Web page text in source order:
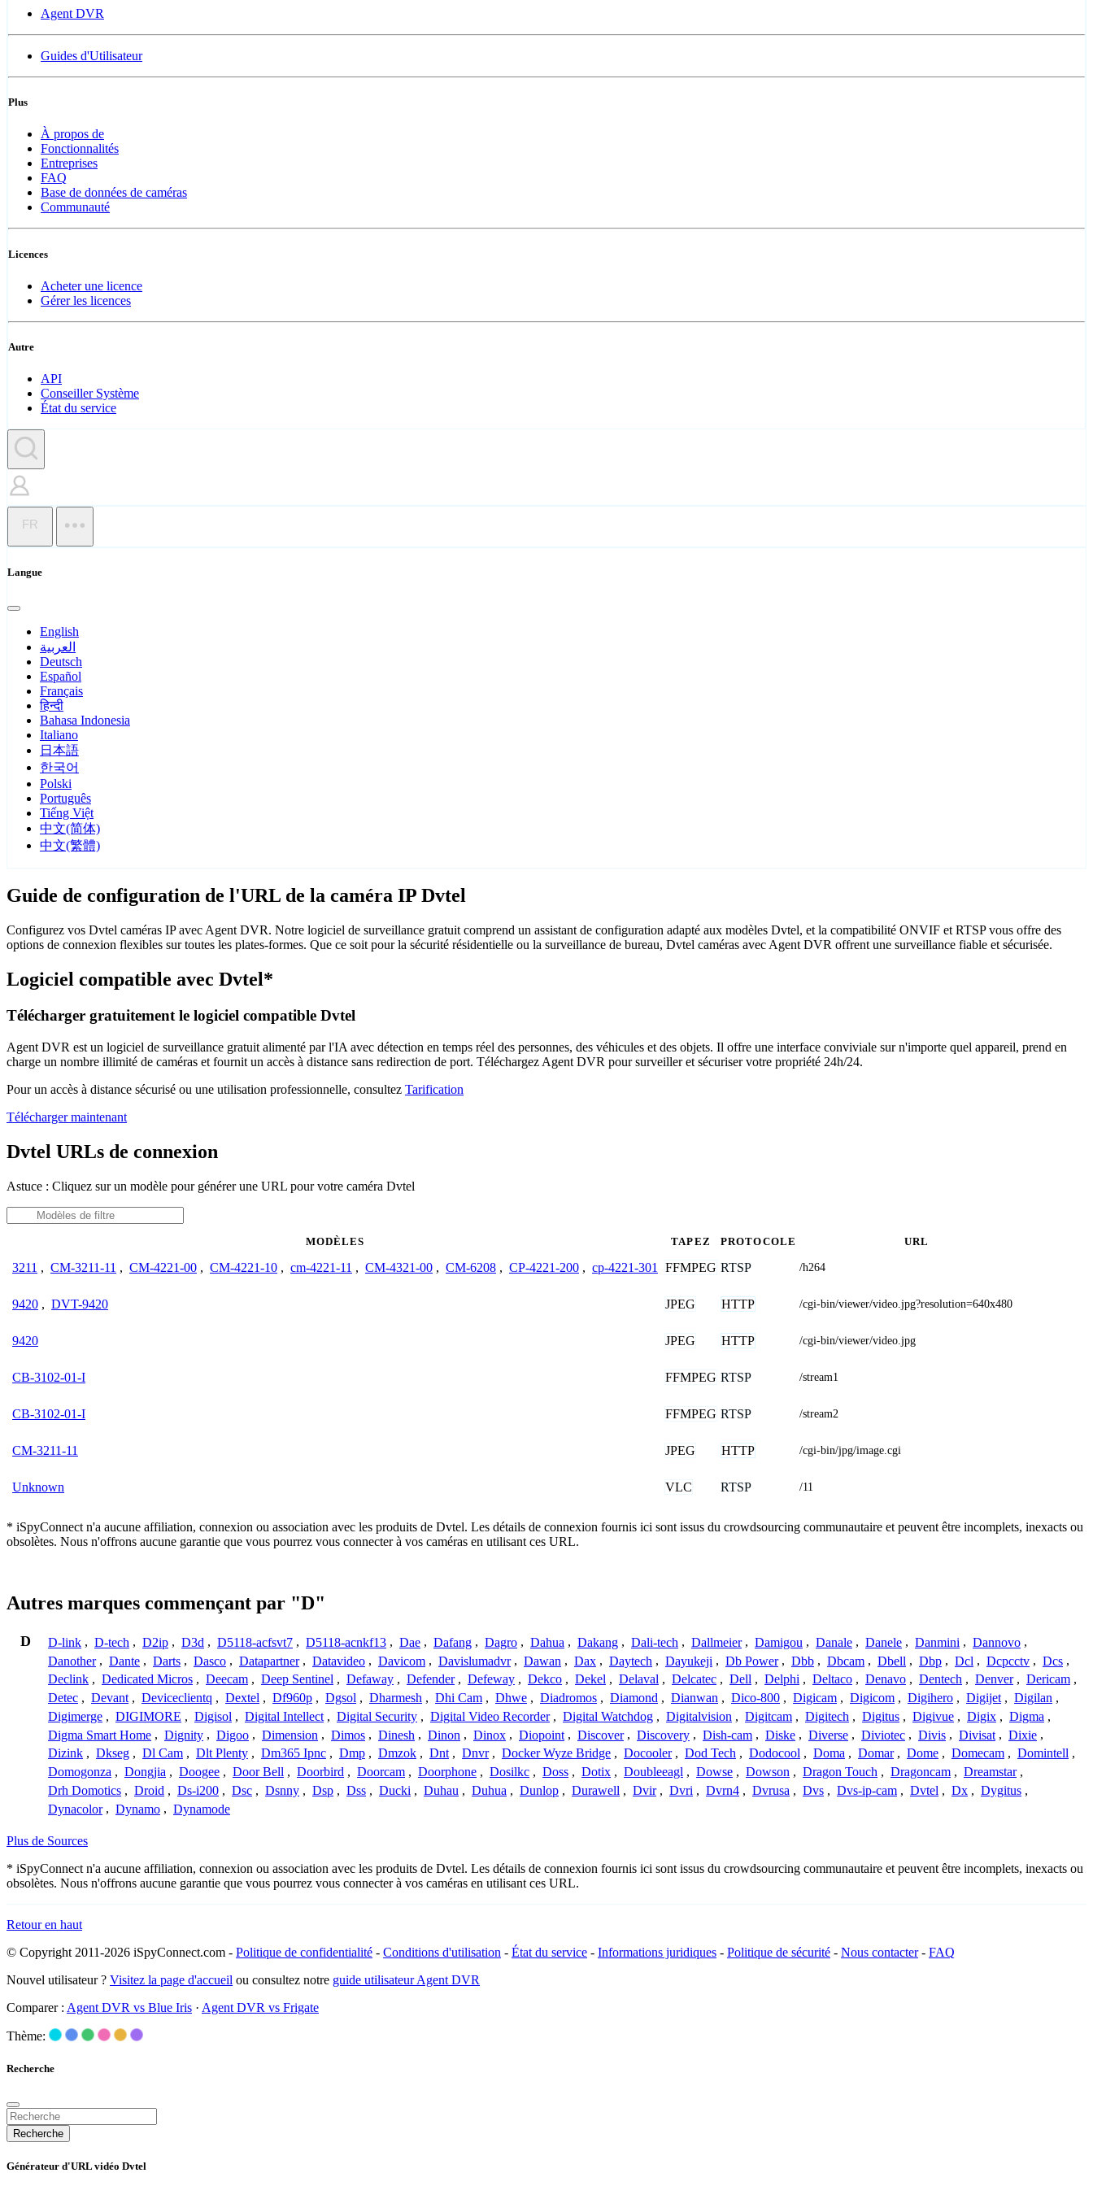
Agent DVR
Guides d'Utilisateur
Plus
À propos de
Fonctionnalités
Entreprises
FAQ
Base de données de caméras
Communauté
Licences
Acheter une licence
Gérer les licences
Autre
API
Conseiller Système
État du service
FR
Langue
English
العربية
Deutsch
Español
Français
हिन्दी
Bahasa Indonesia
Italiano
日本語
한국어
Polski
Português
Tiếng Việt
中文(简体)
中文(繁體)
Guide de configuration de l'URL de la caméra IP Dvtel
Configurez vos Dvtel caméras IP avec Agent DVR. Notre logiciel de surveillance gratuit comprend un assistant de configuration adapté aux modèles Dvtel, et la compatibilité ONVIF et RTSP vous offre des
options de connexion flexibles sur toutes les plates-formes. Que ce soit pour la sécurité résidentielle ou la surveillance de bureau, Dvtel caméras avec Agent DVR offrent une surveillance fiable et sécurisée.
Logiciel compatible avec Dvtel*
Télécharger gratuitement le logiciel compatible Dvtel
Agent DVR est un logiciel de surveillance gratuit alimenté par l'IA avec détection en temps réel des personnes, des véhicules et des objets. Il offre une interface conviviale sur n'importe quel appareil, prend en
charge un nombre illimité de caméras et fournit un accès à distance sans redirection de port. Téléchargez Agent DVR pour surveiller et sécuriser votre propriété 24h/24.
Pour un accès à distance sécurisé ou une utilisation professionnelle, consultez Tarification
Télécharger maintenant
Dvtel URLs de connexion
Astuce : Cliquez sur un modèle pour générer une URL pour votre caméra Dvtel
MODÈLES TAPEZ PROTOCOLE URL
3211 , CM-3211-11 , CM-4221-00 , CM-4221-10 , cm-4221-11 , CM-4321-00 , CM-6208 , CP-4221-200 , cp-4221-301 FFMPEG RTSP /h264
9420 , DVT-9420 JPEG HTTP /cgi-bin/viewer/video.jpg?resolution=640x480
9420 JPEG HTTP /cgi-bin/viewer/video.jpg
CB-3102-01-I FFMPEG RTSP /stream1
CB-3102-01-I FFMPEG RTSP /stream2
CM-3211-11 JPEG HTTP /cgi-bin/jpg/image.cgi
Unknown VLC RTSP /11
* iSpyConnect n'a aucune affiliation, connexion ou association avec les produits de Dvtel. Les détails de connexion fournis ici sont issus du crowdsourcing communautaire et peuvent être incomplets, inexacts ou
obsolètes. Nous n'offrons aucune garantie que vous pourrez vous connecter à vos caméras en utilisant ces URL.
Autres marques commençant par "D"
D D-link , D-tech , D2ip , D3d , D5118-acfsvt7 , D5118-acnkf13 , Dae , Dafang , Dagro , Dahua , Dakang , Dali-tech , Dallmeier , Damigou , Danale , Danele , Danmini , Dannovo ,
Danother , Dante , Darts , Dasco , Datapartner , Datavideo , Davicom , Davislumadvr , Dawan , Dax , Daytech , Dayukeji , Db Power , Dbb , Dbcam , Dbell , Dbp , Dcl , Dcpcctv , Dcs ,
Declink , Dedicated Micros , Deecam , Deep Sentinel , Defaway , Defender , Defeway , Dekco , Dekel , Delaval , Delcatec , Dell , Delphi , Deltaco , Denavo , Dentech , Denver , Dericam ,
Detec , Devant , Deviceclientq , Dextel , Df960p , Dgsol , Dharmesh , Dhi Cam , Dhwe , Diadromos , Diamond , Dianwan , Dico-800 , Digicam , Digicom , Digihero , Digijet , Digilan ,
Digimerge , DIGIMORE , Digisol , Digital Intellect , Digital Security , Digital Video Recorder , Digital Watchdog , Digitalvision , Digitcam , Digitech , Digitus , Digivue , Digix , Digma ,
Digma Smart Home , Dignity , Digoo , Dimension , Dimos , Dinesh , Dinon , Dinox , Diopoint , Discover , Discovery , Dish-cam , Diske , Diverse , Diviotec , Divis , Divisat , Dixie ,
Dizink , Dkseg , Dl Cam , Dlt Plenty , Dm365 Ipnc , Dmp , Dmzok , Dnt , Dnvr , Docker Wyze Bridge , Docooler , Dod Tech , Dodocool , Doma , Domar , Dome , Domecam , Domintell ,
Domogonza , Dongjia , Doogee , Door Bell , Doorbird , Doorcam , Doorphone , Dosilkc , Doss , Dotix , Doubleeagl , Dowse , Dowson , Dragon Touch , Dragoncam , Dreamstar ,
Drh Domotics , Droid , Ds-i200 , Dsc , Dsnny , Dsp , Dss , Ducki , Duhau , Duhua , Dunlop , Durawell , Dvir , Dvri , Dvrn4 , Dvrusa , Dvs , Dvs-ip-cam , Dvtel , Dx , Dygitus ,
Dynacolor , Dynamo , Dynamode
Plus de Sources
* iSpyConnect n'a aucune affiliation, connexion ou association avec les produits de Dvtel. Les détails de connexion fournis ici sont issus du crowdsourcing communautaire et peuvent être incomplets, inexacts ou
obsolètes. Nous n'offrons aucune garantie que vous pourrez vous connecter à vos caméras en utilisant ces URL.
Retour en haut
© Copyright 2011-2026 iSpyConnect.com - Politique de confidentialité - Conditions d'utilisation - État du service - Informations juridiques - Politique de sécurité - Nous contacter- FAQ
Nouvel utilisateur ? Visitez la page d'accueil ou consultez notre guide utilisateur Agent DVR
Comparer : Agent DVR vs Blue Iris · Agent DVR vs Frigate
Thème:
Recherche
Recherche
Générateur d'URL vidéo Dvtel